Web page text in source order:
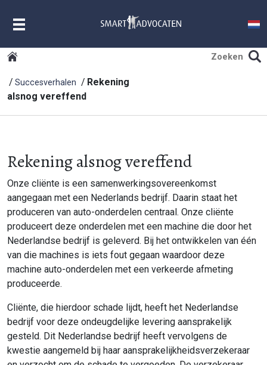
Succesverhalen
Rekening
alsnog vereffend
Rekening alsnog vereffend
Onze cliënte is een samenwerkingsovereenkomst
aangegaan met een Nederlands bedrijf. Daarin staat het
produceren van auto-onderdelen centraal. Onze cliënte
produceert deze onderdelen met een machine die door het
Nederlandse bedrijf is geleverd. Bij het ontwikkelen van één
van die machines is iets fout gegaan waardoor deze
machine auto-onderdelen met een verkeerde afmeting
produceerde.
Cliënte, die hierdoor schade lijdt, heeft het Nederlandse
bedrijf voor deze ondeugdelijke levering aansprakelijk
gesteld. Dit Nederlandse bedrijf heeft vervolgens de
kwestie aangemeld bij haar aansprakelijkheidsverzekeraar